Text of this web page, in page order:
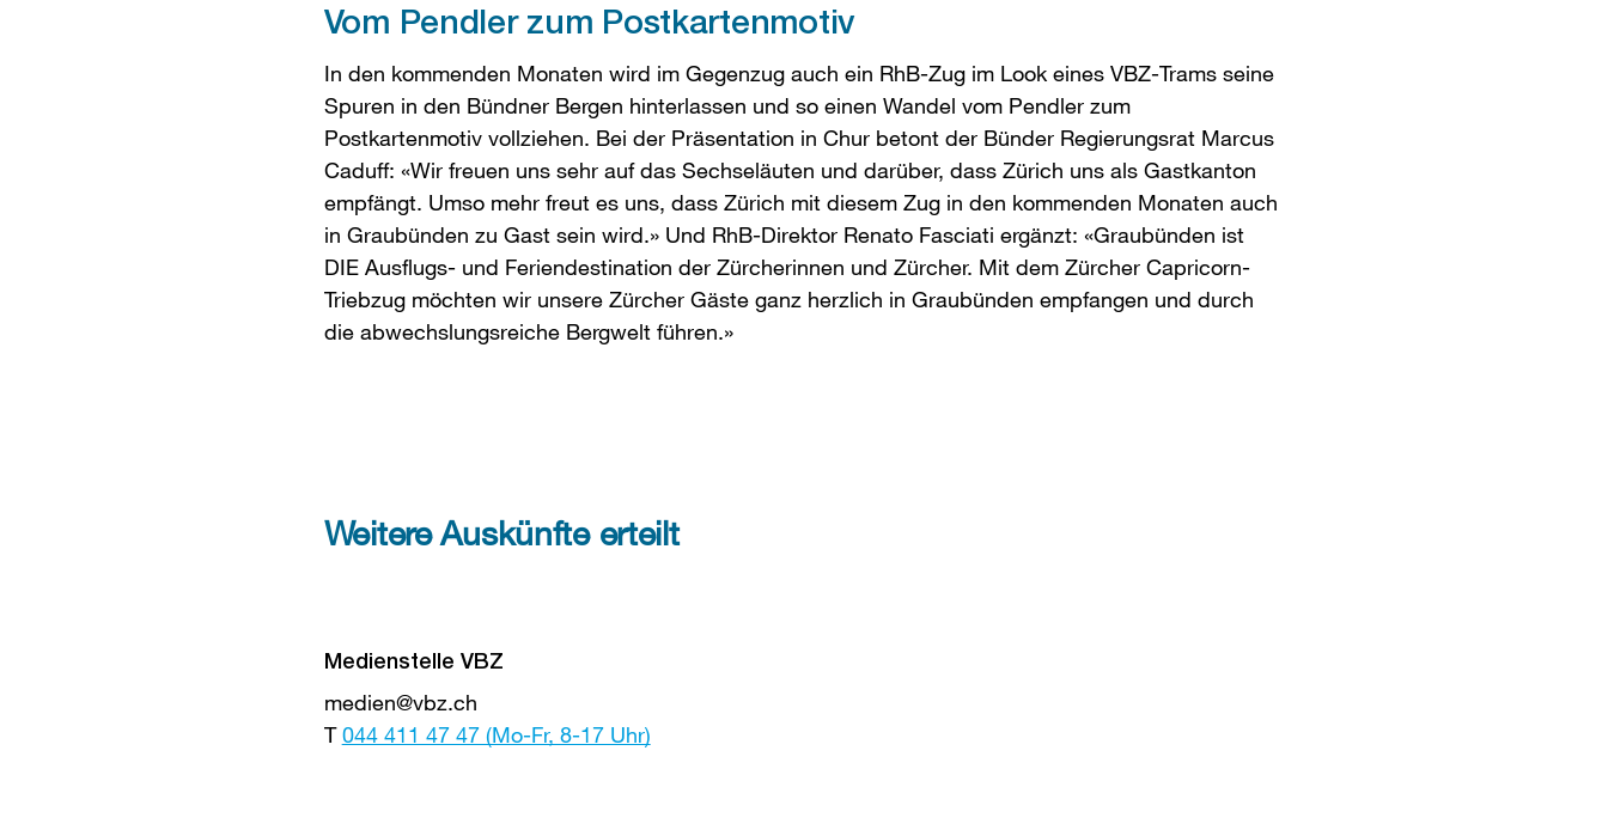
Vom Pendler zum Postkartenmotiv
In den kommenden Monaten wird im Gegenzug auch ein RhB-Zug im Look eines VBZ-Trams seine
Spuren in den Bündner Bergen hinterlassen und so einen Wandel vom Pendler zum
Postkartenmotiv vollziehen. Bei der Präsentation in Chur betont der Bünder Regierungsrat Marcus
Caduff: «Wir freuen uns sehr auf das Sechseläuten und darüber, dass Zürich uns als Gastkanton
empfängt. Umso mehr freut es uns, dass Zürich mit diesem Zug in den kommenden Monaten auch
in Graubünden zu Gast sein wird.» Und RhB-Direktor Renato Fasciati ergänzt: «Graubünden ist
DIE Ausflugs- und Feriendestination der Zürcherinnen und Zürcher. Mit dem Zürcher Capricorn-
Triebzug möchten wir unsere Zürcher Gäste ganz herzlich in Graubünden empfangen und durch
die abwechslungsreiche Bergwelt führen.»
Weitere Auskünfte erteilt
Medienstelle VBZ
medien@vbz.ch
T044 411 47 47 (Mo-Fr, 8-17 Uhr)